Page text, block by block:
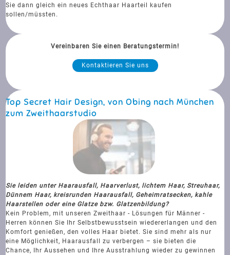
Sie dann gleich ein neues Echthaar Haarteil kaufen
sollen/müssten.
Vereinbaren Sie einen Beratungstermin!
Kontaktieren Sie uns
Top Secret Hair Design, von Obing nach München
zum Zweithaarstudio
Sie leiden unter Haarausfall, Haarverlust, lichtem Haar, Streuhaar,
Dünnem Haar, kreisrunden Haarausfall, Geheimratsecken, kahle
Haarstellen oder eine Glatze bzw. Glatzenbildung?
Kein Problem, mit unseren Zweithaar - Lösungen für Männer -
Herren können Sie Ihr Selbstbewusstsein wiedererlangen und den
Komfort genießen, den volles Haar bietet. Sie sind mehr als nur
eine Möglichkeit, Haarausfall zu verbergen – sie bieten die
Chance, Ihr Aussehen und Ihre Ausstrahlung wieder zu gewinnen